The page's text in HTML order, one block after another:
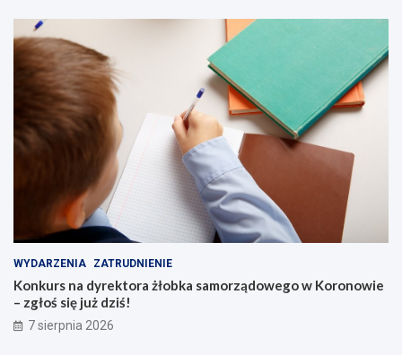
i
c
n
WYDARZENIA ZATRUDNIENIE
Konkurs na dyrektora żłobka samorządowego w Koronowie
– zgłoś się już dziś!
7 sierpnia 2026